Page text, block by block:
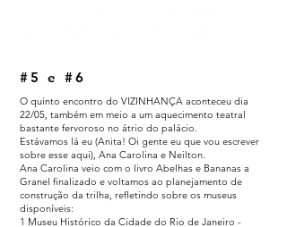
#5 e #6
O quinto encontro do VIZINHANÇA aconteceu dia
22/05, também em meio a um aquecimento teatral
bastante fervoroso no átrio do palácio.
Estávamos lá eu (Anita! Oi gente eu que vou escrever
sobre esse aqui), Ana Carolina e Neilton.
Ana Carolina veio com o livro Abelhas e Bananas a
Granel finalizado e voltamos ao planejamento de
construção da trilha, refletindo sobre os museus
disponíveis:
1 Museu Histórico da Cidade do Rio de Janeiro -